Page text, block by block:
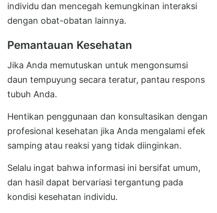
individu dan mencegah kemungkinan interaksi
dengan obat-obatan lainnya.
Pemantauan Kesehatan
Jika Anda memutuskan untuk mengonsumsi
daun tempuyung secara teratur, pantau respons
tubuh Anda.
Hentikan penggunaan dan konsultasikan dengan
profesional kesehatan jika Anda mengalami efek
samping atau reaksi yang tidak diinginkan.
Selalu ingat bahwa informasi ini bersifat umum,
dan hasil dapat bervariasi tergantung pada
kondisi kesehatan individu.